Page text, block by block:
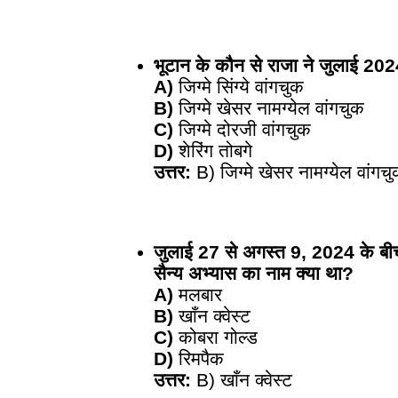
भूटान के कौन से राजा ने जुलाई
A) जिग्मे सिंग्ये वांगचुक
B) जिग्मे खेसर नामग्येल वांगचुक
C) जिग्मे दोरजी वांगचुक
D) शेरिंग तोबगे
उत्तर: B) जिग्मे खेसर नामग्येल
जुलाई 27 से अगस्त 9, 2024 के बीच
सैन्य अभ्यास का नाम क्या था?
A) मलबार
B) खाँन क्वेस्ट
C) कोबरा गोल्ड
D) रिमपैक
उत्तर: B) खाँन क्वेस्ट